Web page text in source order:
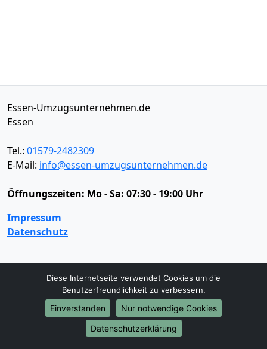
Essen-Umzugsunternehmen.de
Essen
Tel.: 01579-2482309
E-Mail: info@essen-umzugsunternehmen.de
Öffnungszeiten: Mo - Sa: 07:30 - 19:00 Uhr
Impressum
Datenschutz
Umzugsservice
Umzugsservice Behördenumzug
Büroumzug
Fernumzug
Firmenumzug
Laborumzug
Praxisumzug
Privatumzug
Studentenumzug
Beiladung
Diese Internetseite verwendet Cookies um die
Benutzerfreundlichkeit zu verbessern.
Einverstanden
Nur notwendige Cookies
Datenschutzerklärung